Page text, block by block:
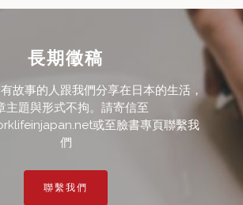
長期徵稿
故事的人跟我們分享在日本的生活，
主題與形式不拘。請寄信至
或至臉書專頁聯繫我
們
聯繫我們